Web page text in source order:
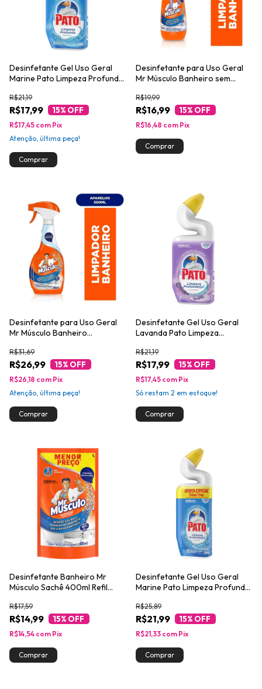
Desinfetante Gel Uso Geral
Marine Pato Limpeza Profunda
R$17,99
R$21,19
15% OFF
R$17,45 com Pix
Atenção, última peça!
Desinfetante para Uso Geral
Mr Músculo Banheiro sem
R$16,99
R$19,99
15% OFF
R$16,48 com Pix
Desinfetante para Uso Geral
Mr Músculo Banheiro
R$26,99
R$31,69
15% OFF
R$26,18 com Pix
Atenção, última peça!
Desinfetante Gel Uso Geral
Lavanda Pato Limpeza
R$17,99
R$21,19
15% OFF
R$17,45 com Pix
Só restam 2 em estoque!
Desinfetante Banheiro Mr
Músculo Sachê 400ml Refil
R$14,99
R$17,59
15% OFF
R$14,54 com Pix
Desinfetante Gel Uso Geral
Marine Pato Limpeza Profunda
R$21,99
R$25,89
15% OFF
R$21,33 com Pix